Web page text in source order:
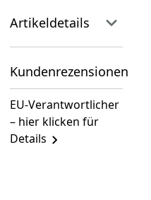
Artikeldetails
Kundenrezensionen
EU-Verantwortlicher
– hier klicken für
Details